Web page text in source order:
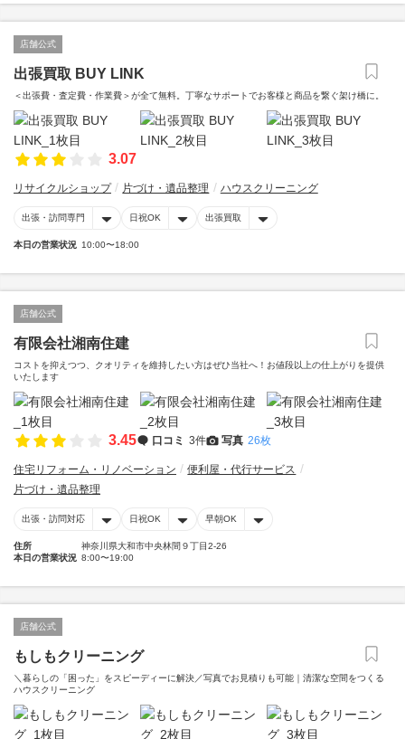
店舗公式
出張買取 BUY LINK
＜出張費・査定費・作業費＞が全て無料。丁寧なサポートでお客様と商品を繋ぐ架け橋に。
3.07
リサイクルショップ 片づけ・遺品整理 ハウスクリーニング
出張・訪問専門 日祝OK 出張買取
本日の営業状況 10:00〜18:00
店舗公式
有限会社湘南住建
コストを抑えつつ、クオリティを維持したい方はぜひ当社へ！お値段以上の仕上がりを提供
いたします
3.45 口コミ 3件 写真 26枚
住宅リフォーム・リノベーション
便利屋・代行サービス
片づけ・遺品整理
出張・訪問対応 日祝OK 早朝OK
住所
神奈川県大和市中央林間９丁目2-26
本日の営業状況 8:00〜19:00
店舗公式
もしもクリーニング
＼暮らしの「困った」をスピーディーに解決／写真でお見積りも可能｜清潔な空間をつくる
ハウスクリーニング